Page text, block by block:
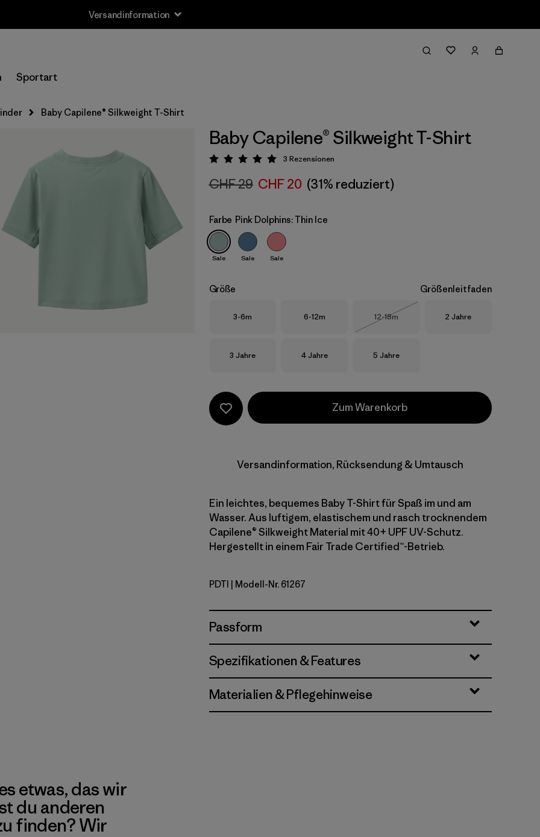
Versandinformation
Sportart
Baby Capilene® Silkweight T-Shirt
Baby Capilene® Silkweight T-Shirt
Bewertung: 5 / 5
3 Rezensionen
CHF 29 CHF 20 (31% reduziert)
Farbe Pink Dolphins: Thin Ice
Sale Sale Sale
Größe Größenleitfaden
Größe
3-6m Größe
6-12m Größe
12-18m
Größe
2 Jahre
Größe
3 Jahre Größe
4 Jahre Größe
5 Jahre
Zum Warenkorb
Versandinformation, Rücksendung & Umtausch
Ein leichtes, bequemes Baby T-Shirt für Spaß im und am
Wasser. Aus luftigem, elastischem und rasch trocknendem
Capilene® Silkweight Material mit 40+ UPF UV-Schutz.
Hergestellt in einem Fair Trade Certified™-Betrieb.
Pink Dolphins: Thin Ice
PDTI | Modell-Nr. 61267
Passform
Spezifikationen & Features
Materialien & Pflegehinweise
etwas, das wir
du anderen
finden? Wir